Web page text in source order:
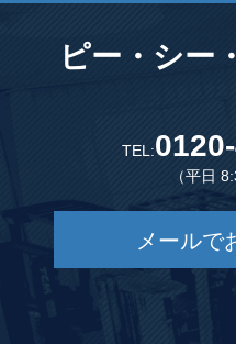
ピー・シー
TEL:0120-
（平日
メールで